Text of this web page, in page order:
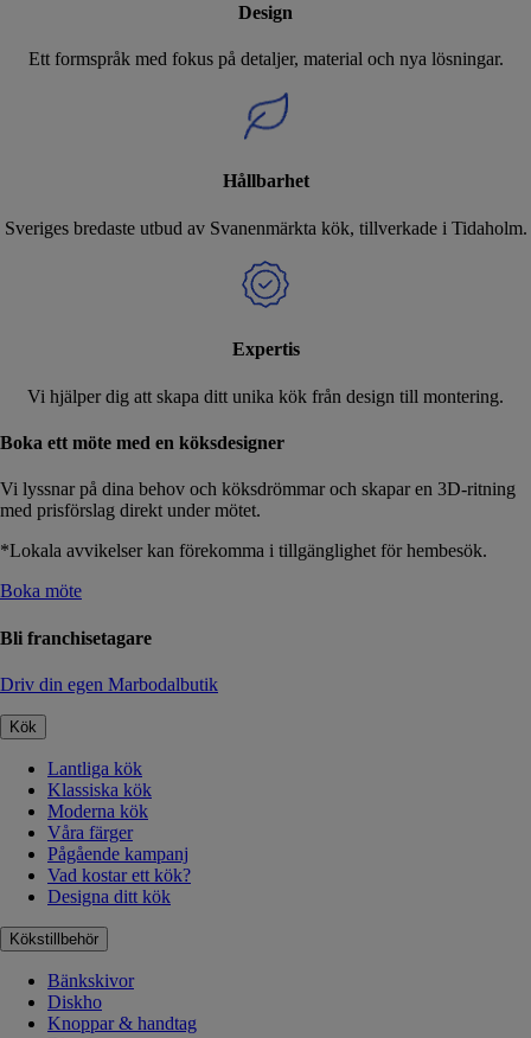
Design
Ett formspråk med fokus på detaljer, material och nya lösningar.
Hållbarhet
Sveriges bredaste utbud av Svanenmärkta kök, tillverkade i Tidaholm.
Expertis
Vi hjälper dig att skapa ditt unika kök från design till montering.
Boka ett möte med en köksdesigner
Vi lyssnar på dina behov och köksdrömmar och skapar en 3D-ritning
med prisförslag direkt under mötet.
*Lokala avvikelser kan förekomma i tillgänglighet för hembesök.
Boka möte
Bli franchisetagare
Driv din egen Marbodalbutik
Kök
Lantliga kök
Klassiska kök
Moderna kök
Våra färger
Pågående kampanj
Vad kostar ett kök?
Designa ditt kök
Kökstillbehör
Bänkskivor
Diskho
Knoppar & handtag